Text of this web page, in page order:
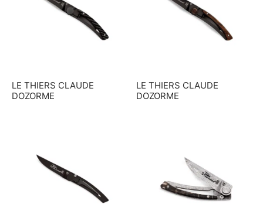
LE THIERS CLAUDE
DOZORME
LE THIERS CLAUDE
DOZORME